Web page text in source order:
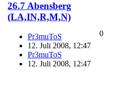
26.7 Abensberg
(LA,IN,R,M,N)
Pr3muToS
12. Juli 2008, 12:47
Pr3muToS
12. Juli 2008, 12:47
0